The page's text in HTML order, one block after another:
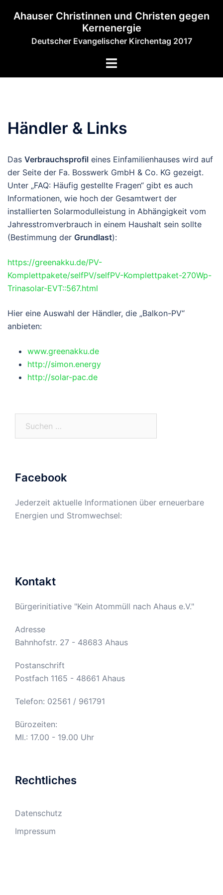
InhaltAhauser Christinnen und Christen gegen
Kernenergie
Deutscher Evangelischer Kirchentag 2017
Toggle
Händler & Links
Das Verbrauchsprofil eines Einfamilienhauses wird auf
der Seite der Fa. Bosswerk GmbH & Co. KG gezeigt.
Unter „FAQ: Häufig gestellte Fragen“ gibt es auch
Informationen, wie hoch der Gesamtwert der
installierten Solarmodulleistung in Abhängigkeit vom
Jahresstromverbrauch in einem Haushalt sein sollte
(Bestimmung der Grundlast):
https://greenakku.de/PV-
Komplettpakete/selfPV/selfPV-Komplettpaket-270Wp-
Trinasolar-EVT::567.html
Hier eine Auswahl der Händler, die „Balkon-PV“
anbieten:
www.greenakku.de
http://simon.energy
http://solar-pac.de
Facebook
Jederzeit aktuelle Informationen über erneuerbare
Energien und Stromwechsel:
Kontakt
Bürgerinitiative "Kein Atommüll nach Ahaus e.V."
Adresse
Bahnhofstr. 27 - 48683 Ahaus
Postanschrift
Postfach 1165 - 48661 Ahaus
Telefon: 02561 / 961791
Bürozeiten:
MI.: 17.00 - 19.00 Uhr
Rechtliches
Datenschutz
Impressum